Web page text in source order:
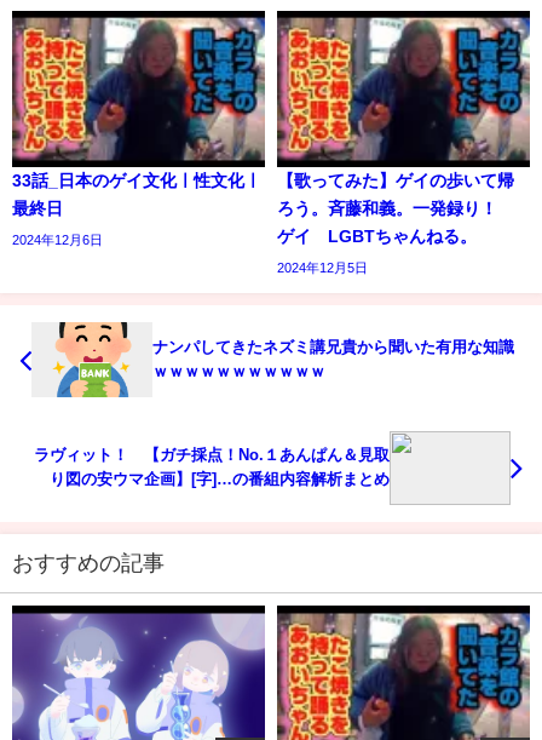
33話_日本のゲイ文化ㅣ性文化ㅣ
最終日
2024年12月6日
【歌ってみた】ゲイの歩いて帰
ろう。斉藤和義。一発録り！
ゲイ LGBTちゃんねる。
2024年12月5日
ナンパしてきたネズミ講兄貴から聞いた有用な知識
ｗｗｗｗｗｗｗｗｗｗｗ
ラヴィット！ 【ガチ採点！No.１あんぱん＆見取
り図の安ウマ企画】[字]…の番組内容解析まとめ
おすすめの記事